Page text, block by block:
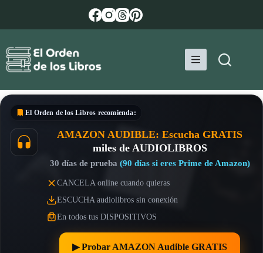
El Orden de los Libros recomienda:
AMAZON AUDIBLE: Escucha GRATIS
miles de AUDIOLIBROS
30 días de prueba (90 días si eres Prime de Amazon)
CANCELA online cuando quieras
ESCUCHA audiolibros sin conexión
En todos tus DISPOSITIVOS
▶︎ Probar AMAZON Audible GRATIS